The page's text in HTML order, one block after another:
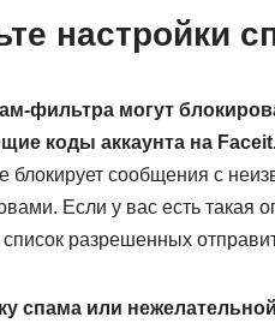
настройки
фильтра могут
коды аккаунта на
блокирует сообщения с
Если у вас есть такая
список разрешенных
спама или